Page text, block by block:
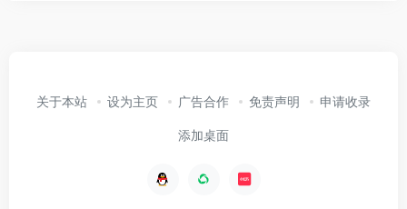
关于本站 设为主页 广告合作 免责声明 申请收录
添加桌面